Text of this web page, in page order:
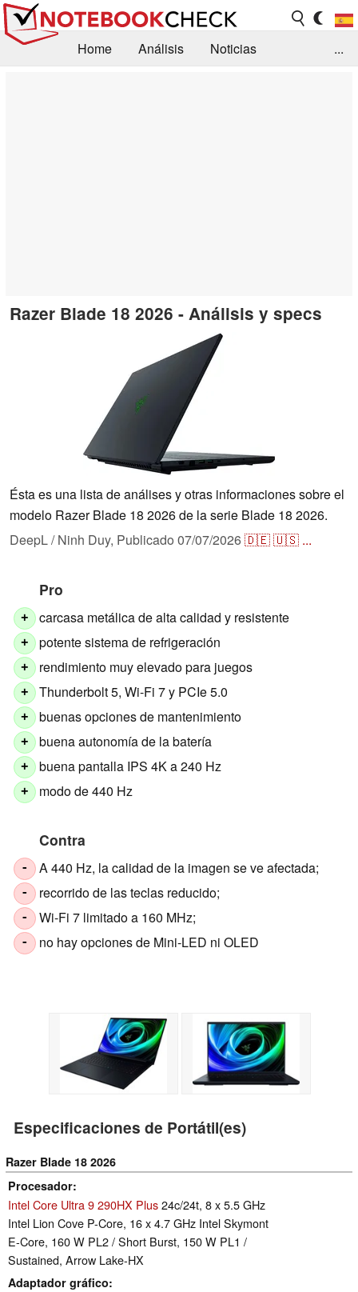
Home Análisis
Noticias
...
Razer Blade 18 2026 - Análisis y specs
Ésta es una lista de análises y otras informaciones sobre el
modelo Razer Blade 18 2026 de la serie Blade 18 2026.
DeepL / Ninh Duy, Publicado 07/07/2026🇩🇪🇺🇸 ...
Pro
+ carcasa metálica de alta calidad y resistente
+ potente sistema de refrigeración
+ rendimiento muy elevado para juegos
+ Thunderbolt 5, Wi-Fi 7 y PCIe 5.0
+ buenas opciones de mantenimiento
+ buena autonomía de la batería
+ buena pantalla IPS 4K a 240 Hz
+ modo de 440 Hz
Contra
- A 440 Hz, la calidad de la imagen se ve afectada;
- recorrido de las teclas reducido;
- Wi-Fi 7 limitado a 160 MHz;
- no hay opciones de Mini-LED ni OLED
Especificaciones de Portátil(es)
Razer Blade 18 2026
Procesador
Intel Core Ultra 9 290HX Plus24c/24t, 8 x 5.5 GHz
Intel Lion Cove P-Core, 16 x 4.7 GHz Intel Skymont
E-Core, 160 W PL2 / Short Burst, 150 W PL1 /
Sustained, Arrow Lake-HX
Adaptador gráfico